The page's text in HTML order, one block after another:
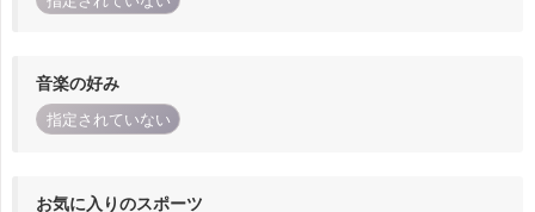
音楽の好み
指定されていない
お気に入りのスポーツ